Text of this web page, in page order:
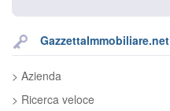
GazzettaImmobiliare.net
> Azienda
> Ricerca veloce